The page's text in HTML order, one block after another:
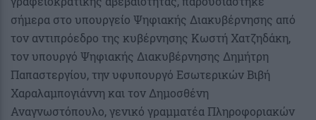
σήμερα στο υπουργείο Ψηφιακής Διακυβέρνησης από
τον αντιπρόεδρο της κυβέρνησης Κωστή Χατζηδάκη,
τον υπουργό Ψηφιακής Διακυβέρνησης Δημήτρη
Παπαστεργίου, την υφυπουργό Εσωτερικών Βιβή
Χαραλαμπογιάννη και τον Δημοσθένη
Αναγνωστόπουλο, γενικό γραμματέα Πληροφοριακών